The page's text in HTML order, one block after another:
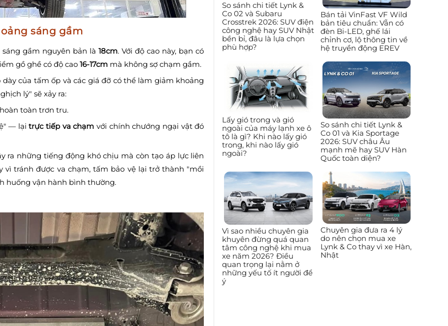
sáng gầm
sáng gầm nguyên bản là18cm. Với độ cao này, bạn có
gồ ghề có độ cao 16-17cm mà không sợ chạm gầm.
của tấm ốp và các giá đỡ có thể làm giảm khoảng
lý" sẽ xảy ra:
toàn trơn tru.
— lạitrực tiếp va chạm với chính chướng ngại vật đó
ra những tiếng động khó chịu mà còn tạo áp lực liên
tránh được va chạm, tấm bảo vệ lại trở thành "mồi
huống vận hành bình thường.
So sánh chi tiết Lynk &
Co 02 và Subaru
Crosstrek 2026: SUV điện
công nghệ hay SUV Nhật
bền bỉ, đâu là lựa chọn
phù hợp?
Bán tải VinFast VF Wild
bản tiêu chuẩn: Vẫn có
đèn Bi-LED, ghế lái
chỉnh cơ, lộ thông tin về
hệ truyền động EREV
Lấy gió trong và gió
ngoài của máy lạnh xe ô
tô là gì? Khi nào lấy gió
trong, khi nào lấy gió
ngoài?
So sánh chi tiết Lynk &
Co 01 và Kia Sportage
2026: SUV châu Âu
mạnh mẽ hay SUV Hàn
Quốc toàn diện?
Vì sao nhiều chuyên gia
khuyên đừng quá quan
tâm công nghệ khi mua
xe năm 2026? Điều
quan trọng lại nằm ở
những yếu tố ít người để
ý
Chuyên gia đưa ra 4 lý
do nên chọn mua xe
Lynk & Co thay vì xe Hàn,
Nhật